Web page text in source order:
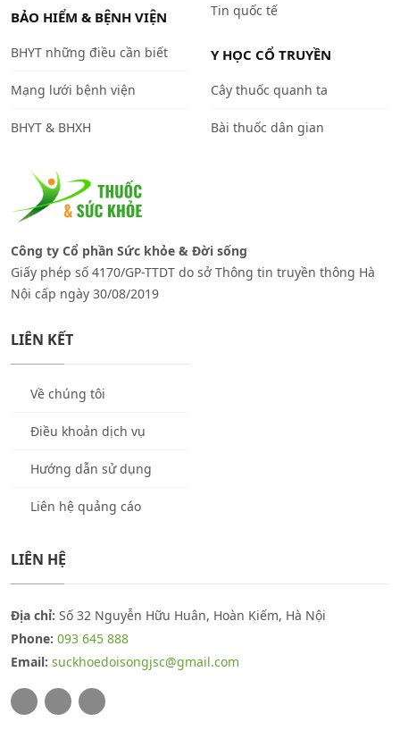
BẢO HIỂM & BỆNH VIỆN
BHYT những điều cần biết
Mạng lưới bệnh viện
BHYT & BHXH
Tin quốc tế
Y HỌC CỔ TRUYỀN
Cây thuốc quanh ta
Bài thuốc dân gian
Công ty Cổ phần Sức khỏe & Đời sống
Giấy phép số 4170/GP-TTDT do sở Thông tin truyền thông Hà
Nội cấp ngày 30/08/2019
LIÊN KẾT
Về chúng tôi
Điều khoản dịch vụ
Hướng dẫn sử dụng
Liên hệ quảng cáo
LIÊN HỆ
Địa chỉ: Số 32 Nguyễn Hữu Huân, Hoàn Kiếm, Hà Nội
Phone: 093 645 888
Email: suckhoedoisongjsc@gmail.com